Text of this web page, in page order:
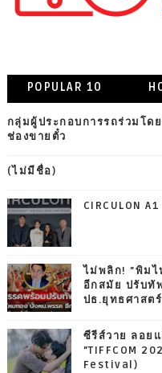
POPULAR 10
กลุ่มผู้ประกอบการรถร่วมโด
ช่องขายตั๋ว
(ไม่มีชื่อ)
CIRCULON
ไม่พลิก! "พิมไ
อีกสมัย ปรับทั
ปธ.ยุทธศาสต
ซีรีส์วาย ลอย
"TIFFCOM
Festival)